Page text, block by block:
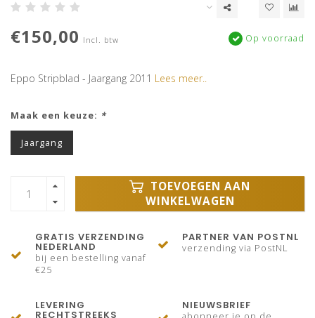
€150,00 Incl. btw Op voorraad
Eppo Stripblad - Jaargang 2011 Lees meer..
Maak een keuze: *
Jaargang
TOEVOEGEN AAN
WINKELWAGEN
GRATIS VERZENDING
NEDERLAND
bij een bestelling vanaf
€25
PARTNER VAN POSTNL
verzending via PostNL
LEVERING
RECHTSTREEKS
NIEUWSBRIEF